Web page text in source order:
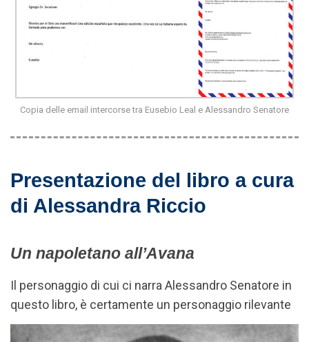
Copia delle email intercorse tra Eusebio Leal e Alessandro Senatore
Presentazione del libro a cura
di Alessandra Riccio
Un napoletano all’Avana
Il personaggio di cui ci narra Alessandro Senatore in
questo libro, è certamente un personaggio rilevante